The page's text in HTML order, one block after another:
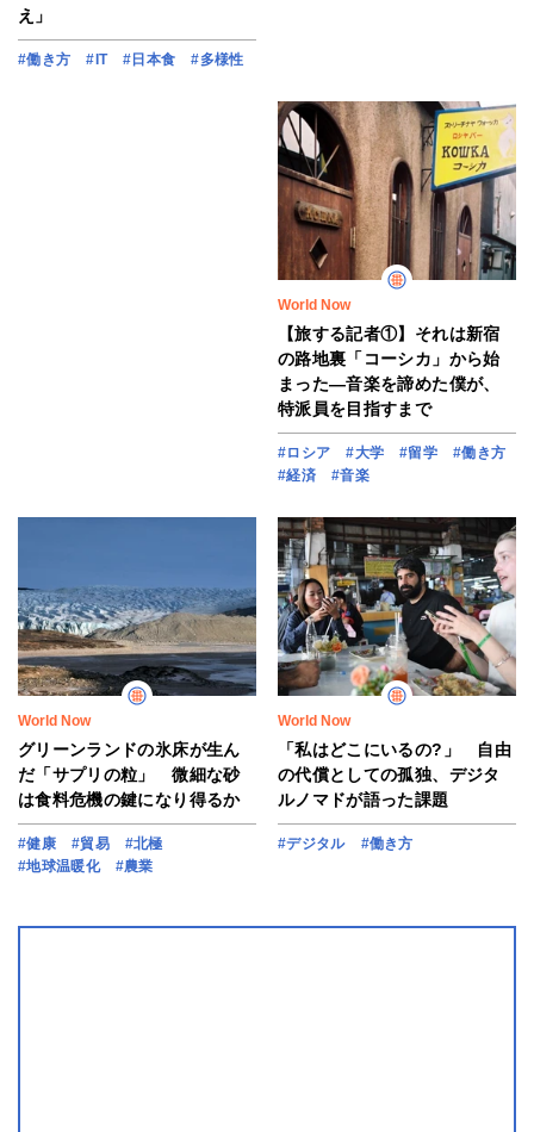
え」
#働き方 #IT #日本食 #多様性
World Now
【旅する記者①】それは新宿
の路地裏「コーシカ」から始
まった―音楽を諦めた僕が、
特派員を目指すまで
#ロシア #大学 #留学
#働き方
#経済
#音楽
World Now
グリーンランドの氷床が生ん
だ「サプリの粒」 微細な砂
は食料危機の鍵になり得るか
#健康 #貿易
#北極
#地球温暖化
#農業
World Now
「私はどこにいるの?」 自由
の代償としての孤独、デジタ
ルノマドが語った課題
#デジタル #働き方